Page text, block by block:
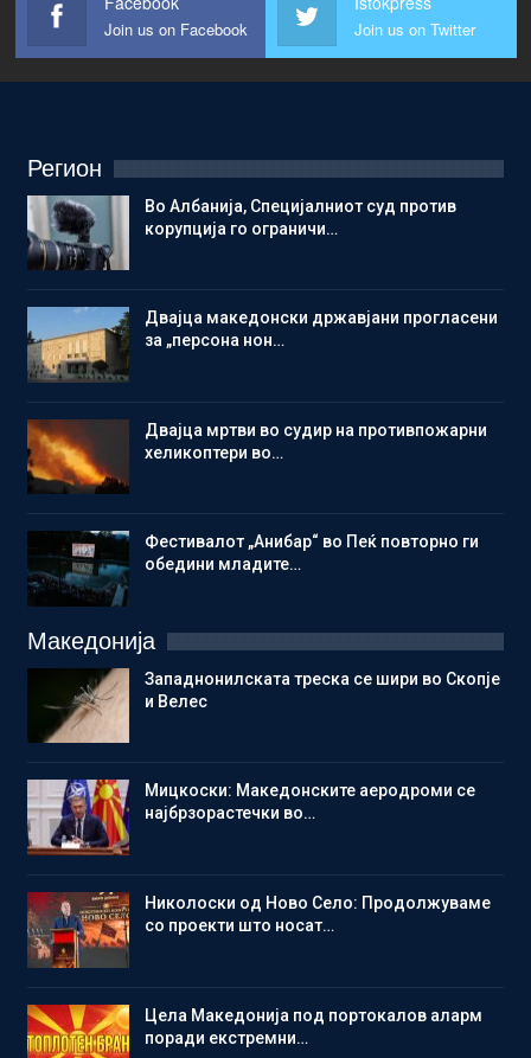
Join us on Facebook Join us on Twitter
Регион
Во Албанија, Специјалниот суд против
корупција го ограничи…
Двајца македонски државјани прогласени
за „персона нон…
Двајца мртви во судир на противпожарни
хеликоптери во…
Фестивалот „Анибар“ во Пеќ повторно ги
обедини младите…
Македонија
Западнонилската треска се шири во Скопје
и Велес
Мицкоски: Македонските аеродроми се
најбрзорастечки во…
Николоски од Ново Село: Продолжуваме
со проекти што носат…
Цела Македонија под портокалов аларм
поради екстремни…